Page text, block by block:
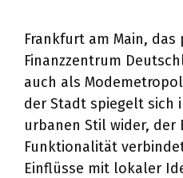
Frankfurt am Main, das
Finanzzentrum
auch als
der Stadt spiegelt sich
urbanen Stil wider, der
Funktionalität
Einflüsse mit lokaler